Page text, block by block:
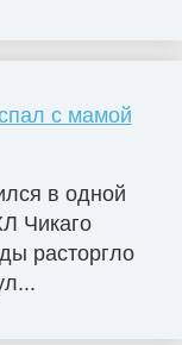
с мамой
в одной
Чикаго
расторгло